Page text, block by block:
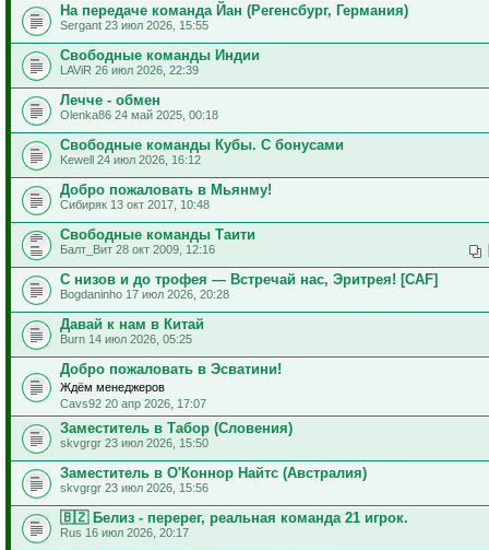
На передаче команда Йан (Регенсбург, Германия)
Sergant 23 июл 2026, 15:55
Свободные команды Индии
LAViR 26 июл 2026, 22:39
Лечче - обмен
Olenka86 24 май 2025, 00:18
Свободные команды Кубы. С бонусами
Kewell 24 июл 2026, 16:12
Добро пожаловать в Мьянму!
Сибиряк 13 окт 2017, 10:48
Свободные команды Таити
Балт_Вит 28 окт 2009, 12:16
С низов и до трофея — Встречай нас, Эритрея! [CAF]
Bogdaninho 17 июл 2026, 20:28
Давай к нам в Китай
Burn 14 июл 2026, 05:25
Добро пожаловать в Эсватини!
Ждём менеджеров
Cavs92 20 апр 2026, 17:07
Заместитель в Табор (Словения)
skvgrgr 23 июл 2026, 15:50
Заместитель в О'Коннор Найтс (Австралия)
skvgrgr 23 июл 2026, 15:56
🇧🇿 Белиз - перерег, реальная команда 21 игрок.
Rus 16 июл 2026, 20:17